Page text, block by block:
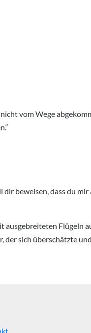
vom Wege
beweisen, dass du mir
ausgebreiteten Flügeln
der sich überschätzte